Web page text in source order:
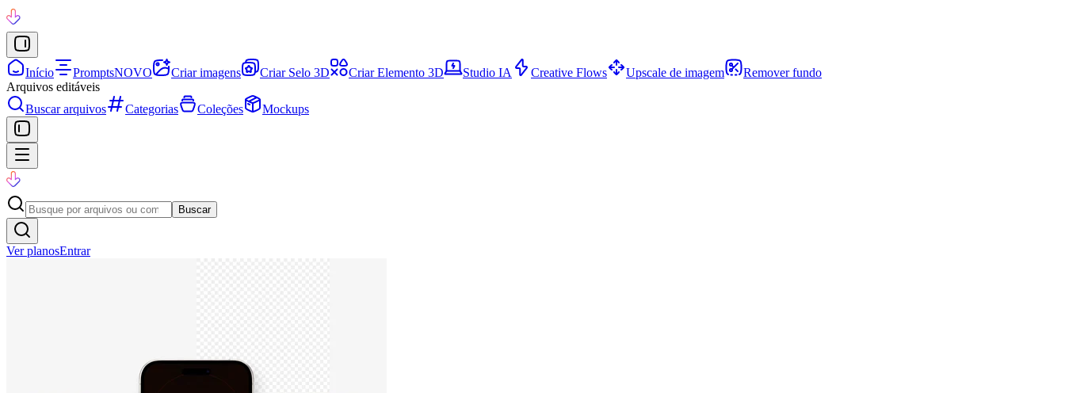
Início PromptsNOVO Criar imagens Criar Selo 3D Criar Elemento 3D Studio IA Creative Flows Upscale de imagem
Remover fundo
Arquivos editáveis
Buscar arquivos
Categorias Coleções Mockups
Buscar
Ver planosEntrar